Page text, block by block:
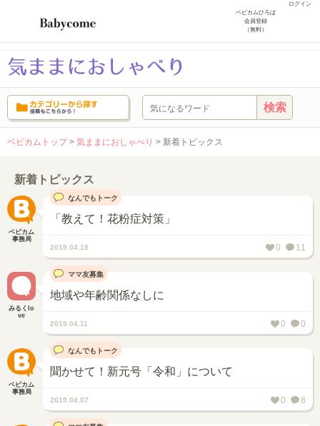
ログイン
ベビカムひろば
会員登録
（無料）
ベビカムトップ> 気ままにおしゃべり > 新着トピックス
新着トピックス
ベビカム
事務局
「教えて！花粉症対策」
なんでもトーク
2019.04.18 0 11
みるくlo
ve
地域や年齢関係なしに
ママ友募集
2019.04.11 0 0
ベビカム
事務局
聞かせて！新元号「令和」について
なんでもトーク
2019.04.07 0 8